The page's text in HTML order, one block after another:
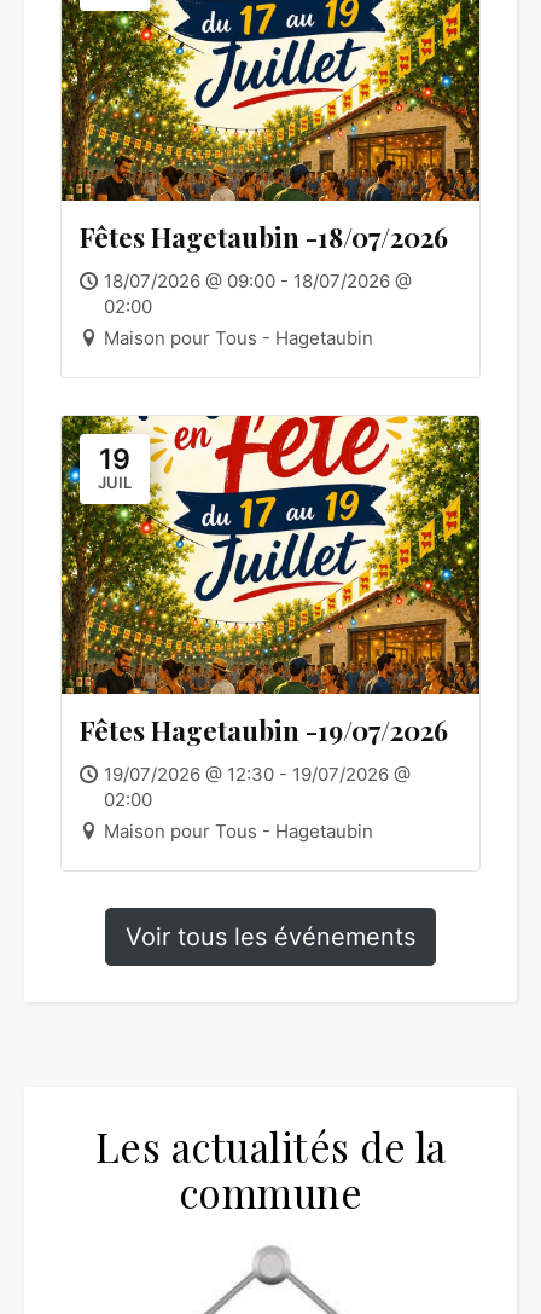
Fêtes Hagetaubin -18/07/2026
18/07/2026 @ 09:00 - 18/07/2026 @
02:00
Maison pour Tous - Hagetaubin
19
JUIL
Fêtes Hagetaubin -19/07/2026
19/07/2026 @ 12:30 - 19/07/2026 @
02:00
Maison pour Tous - Hagetaubin
Voir tous les événements
Les actualités de la
commune